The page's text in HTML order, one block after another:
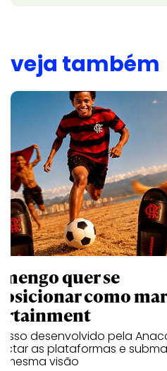
veja também
quer se
como
desenvolvido pela
as plataformas e
mesma visão